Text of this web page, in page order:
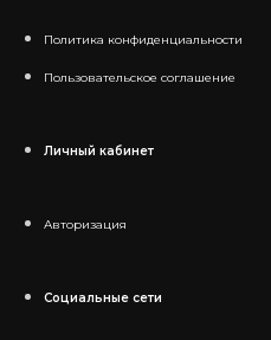
Политика конфиденциальности
Пользовательское соглашение
Личный кабинет
Авторизация
Социальные сети